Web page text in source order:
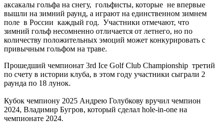
аксакалы гольфа на снегу, гольфисты, которые не впервые
вышли на зимний раунд, а играют на единственном зимнем
поле в России каждый год. Участники отмечают, что
зимний гольф несомненно отличается от летнего, но по
количеству положительных эмоций может конкурировать с
привычным гольфом на траве.
Прошедший чемпионат 3rd Ice Golf Club Championship третий
по счету в истории клуба, в этом году участники сыграли 2
раунда по 18 лунок.
Кубок чемпиону 2025 Андрею Голубкову вручил чемпион
2024, Владимир Бугров, который сделал hole-in-one на
чемпионате 2024.